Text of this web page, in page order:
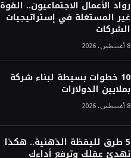
رواد الأعمال الاجتماعيون.. القوة
غير المستغلة في إستراتيجيات
الشركات
8 أغسطس، 2026
10 خطوات بسيطة لبناء شركة
بملايين الدولارات
8 أغسطس، 2026
5 طرق لليقظة الذهنية.. هكذا
تهدئ عقلك وترفع أداءك